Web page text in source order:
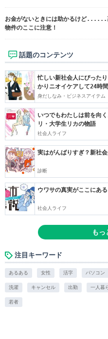
お金がないときには助かるけど......
物件のここに注意！
話題のコンテンツ
忙しい新社会人にぴった
かりニオイケアして24時間
身だしなみ・ビジネスアイテム
いつでもわたしは前を向
リ・大学生リカの物語
社会人ライフ
実はがんばりすぎ？新社
診断
ウワサの真実がここにあ
社会人ライフ
もっ
注目キーワード
あるある 女性 活字 パソコン
洗濯 キャンセル 出勤 一人暮
若者